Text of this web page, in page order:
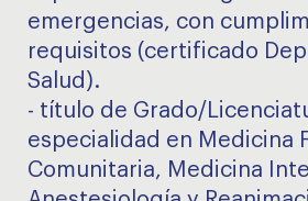
emergencias, con
requisitos (certificado
Salud).
- título de Grado/
especialidad en Medicina
Comunitaria, Medicina